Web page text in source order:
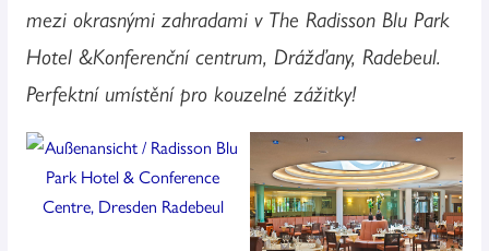
mezi okrasnými zahradami v The Radisson Blu Park
Hotel &Konferenční centrum, Drážďany, Radebeul.
Perfektní umístění pro kouzelné zážitky!